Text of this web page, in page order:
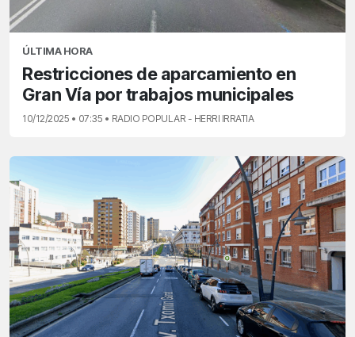
ÚLTIMA HORA
Restricciones de aparcamiento en
Gran Vía por trabajos municipales
10/12/2025 • 07:35 • RADIO POPULAR - HERRI IRRATIA